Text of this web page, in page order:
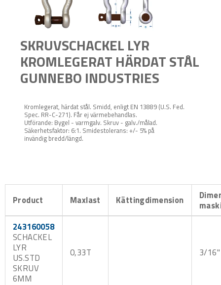
SKRUVSCHACKEL LYR
KROMLEGERAT HÄRDAT STÅL
GUNNEBO INDUSTRIES
Kromlegerat, härdat stål. Smidd, enligt EN 13889 (U.S. Fed.
Spec. RR-C-271). Får ej värmebehandlas.
Utförande: Bygel - varmgalv. Skruv - galv./målad.
Säkerhetsfaktor: 6:1. Smidestolerans: +/- 5% på
invändig bredd/längd.
Product Maxlast Kättingdimension
243160058
SCHACKEL
LYR
US.STD
SKRUV
6MM
0,33T 3/16"